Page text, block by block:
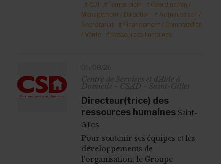
# CDI # Temps plein
# Coordination /
Management / Direction
# Administratif /
Secrétariat # Financement / Comptabilité
/ Vente # Ressources humaines
05/08/26
Centre de Services et d'Aide à
Domicile - CSAD - Saint-Gilles
Directeur(trice) des
ressources humaines Saint-
Gilles
Pour soutenir ses équipes et les
développements de
l'organisation, le Groupe